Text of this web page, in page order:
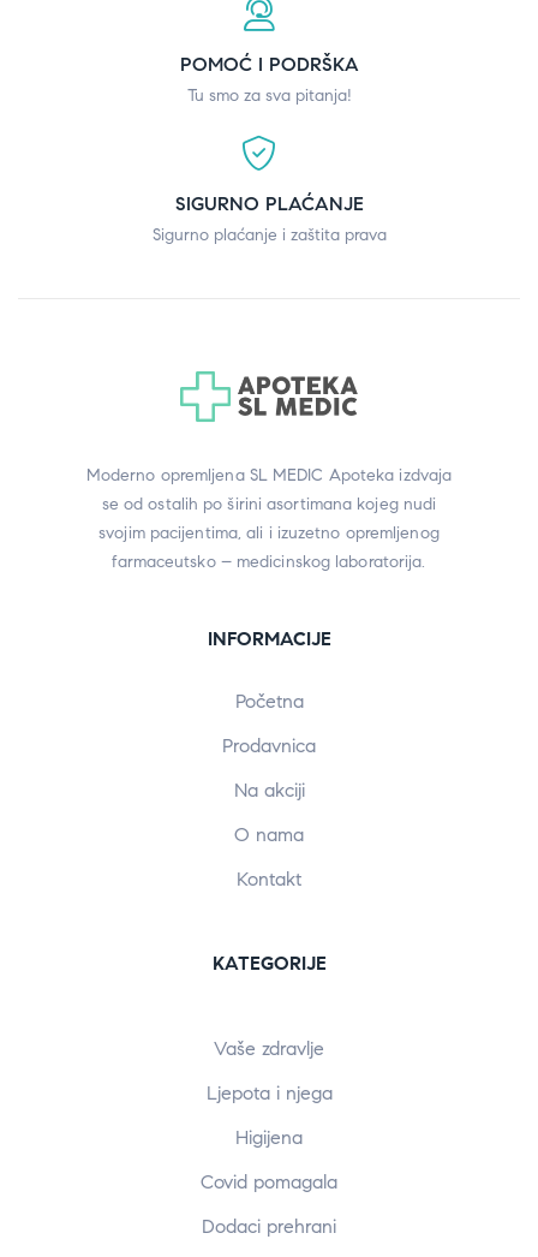
POMOĆ I PODRŠKA
Tu smo za sva pitanja!
SIGURNO PLAĆANJE
Sigurno plaćanje i zaštita prava
Moderno opremljena SL MEDIC Apoteka izdvaja
se od ostalih po širini asortimana kojeg nudi
svojim pacijentima, ali i izuzetno opremljenog
farmaceutsko – medicinskog laboratorija.
INFORMACIJE
Početna
Prodavnica
Na akciji
O nama
Kontakt
KATEGORIJE
Vaše zdravlje
Ljepota i njega
Higijena
Covid pomagala
Dodaci prehrani